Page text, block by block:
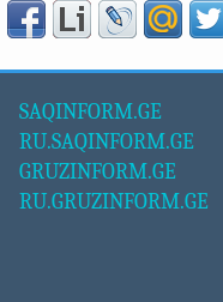
SAQINFORM.GE
RU.SAQINFORM.GE
GRUZINFORM.GE
RU.GRUZINFORM.GE